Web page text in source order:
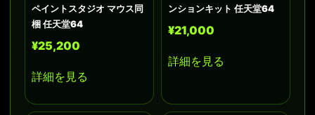
ペイントスタジオ マウス同
梱 任天堂64
¥25,200
詳細を見る
ンションキット 任天堂64
¥21,000
詳細を見る